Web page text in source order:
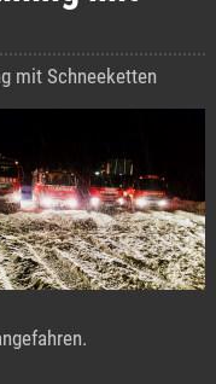
mit Schneeketten